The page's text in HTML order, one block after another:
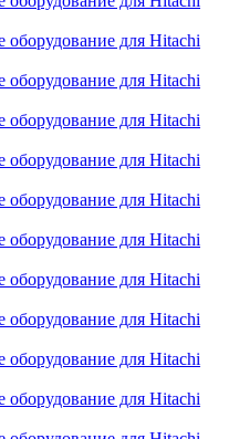
оборудование для Hitachi
оборудование для Hitachi
оборудование для Hitachi
оборудование для Hitachi
оборудование для Hitachi
оборудование для Hitachi
оборудование для Hitachi
оборудование для Hitachi
оборудование для Hitachi
оборудование для Hitachi